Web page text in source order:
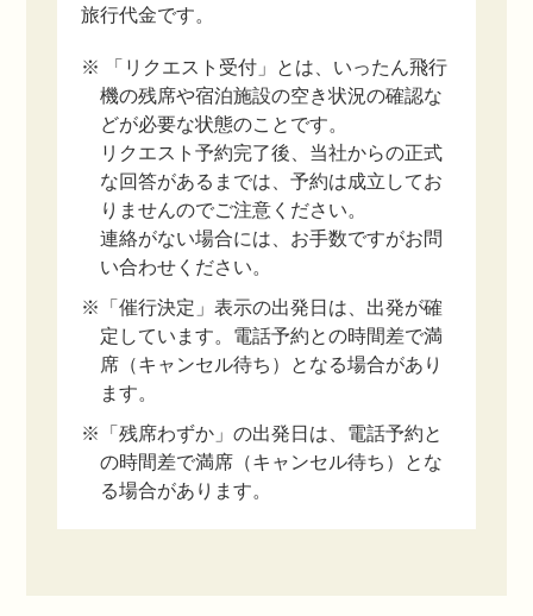
旅行代金です。
※ 「リクエスト受付」とは、いったん飛行
機の残席や宿泊施設の空き状況の確認な
どが必要な状態のことです。
リクエスト予約完了後、当社からの正式
な回答があるまでは、予約は成立してお
りませんのでご注意ください。
連絡がない場合には、お手数ですがお問
い合わせください。
※「催行決定」表示の出発日は、出発が確
定しています。電話予約との時間差で満
席（キャンセル待ち）となる場合があり
ます。
※「残席わずか」の出発日は、電話予約と
の時間差で満席（キャンセル待ち）とな
る場合があります。